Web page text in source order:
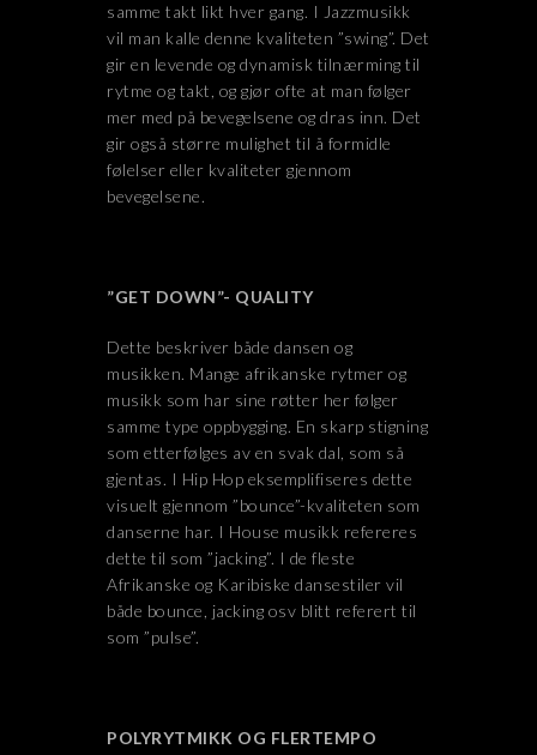
samme takt likt hver gang. I Jazzmusikk
vil man kalle denne kvaliteten ”swing”. Det
gir en levende og dynamisk tilnærming til
rytme og takt, og gjør ofte at man følger
mer med på bevegelsene og dras inn. Det
gir også større mulighet til å formidle
følelser eller kvaliteter gjennom
bevegelsene.
”GET DOWN”- QUALITY
Dette beskriver både dansen og
musikken. Mange afrikanske rytmer og
musikk som har sine røtter her følger
samme type oppbygging. En skarp stigning
som etterfølges av en svak dal, som så
gjentas. I Hip Hop eksemplifiseres dette
visuelt gjennom ”bounce”-kvaliteten som
danserne har. I House musikk refereres
dette til som ”jacking”. I de fleste
Afrikanske og Karibiske dansestiler vil
både bounce, jacking osv blitt referert til
som ”pulse”.
POLYRYTMIKK OG FLERTEMPO